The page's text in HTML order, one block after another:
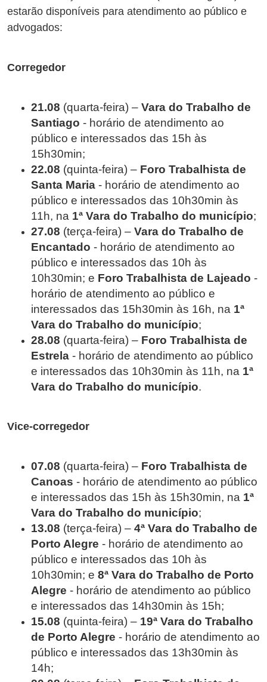
estarão disponíveis para atendimento ao público e
advogados:
Corregedor
21.08 (quarta-feira) – Vara do Trabalho de
Santiago - horário de atendimento ao
público e interessados das 15h às
15h30min;
22.08 (quinta-feira) – Foro Trabalhista de
Santa Maria - horário de atendimento ao
público e interessados das 10h30min às
11h, na 1ª Vara do Trabalho do município;
27.08 (terça-feira) – Vara do Trabalho de
Encantado - horário de atendimento ao
público e interessados das 10h às
10h30min; e Foro Trabalhista de Lajeado -
horário de atendimento ao público e
interessados das 15h30min às 16h, na 1ª
Vara do Trabalho do município;
28.08 (quarta-feira) – Foro Trabalhista de
Estrela - horário de atendimento ao público
e interessados das 10h30min às 11h, na 1ª
Vara do Trabalho do município.
Vice-corregedor
07.08 (quarta-feira) – Foro Trabalhista de
Canoas - horário de atendimento ao público
e interessados das 15h às 15h30min, na 1ª
Vara do Trabalho do município;
13.08 (terça-feira) – 4ª Vara do Trabalho de
Porto Alegre - horário de atendimento ao
público e interessados das 10h às
10h30min; e 8ª Vara do Trabalho de Porto
Alegre - horário de atendimento ao público
e interessados das 14h30min às 15h;
15.08 (quinta-feira) – 19ª Vara do Trabalho
de Porto Alegre - horário de atendimento ao
público e interessados das 13h30min às
14h;